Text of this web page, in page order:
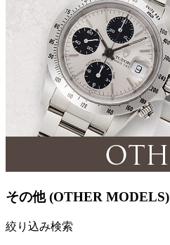
その他 (OTHER MODELS)
絞り込み検索